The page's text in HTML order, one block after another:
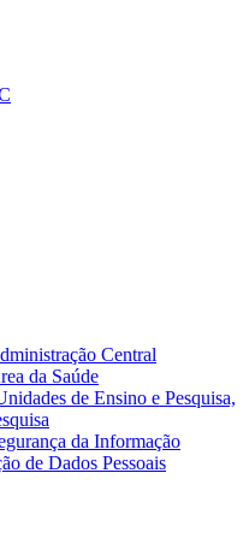
Central
da Saúde
de Ensino e Pesquisa,
da Informação
de Dados Pessoais